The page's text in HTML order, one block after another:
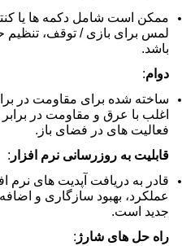
ممکن است شامل دکمه ها یا
لمس برای بازی / توقف، تنظیم
باشد.
دوام:
ساخته شده برای مقاومت در
اغلب با عرق و مقاومت در
فعالیت های در فضای باز.
قابلیت به روزرسانی نرم افزار:
قادر به دریافت آپدیت های نرم
عملکرد، بهبود سازگاری و
جدید است.
راه حل های شارژ: